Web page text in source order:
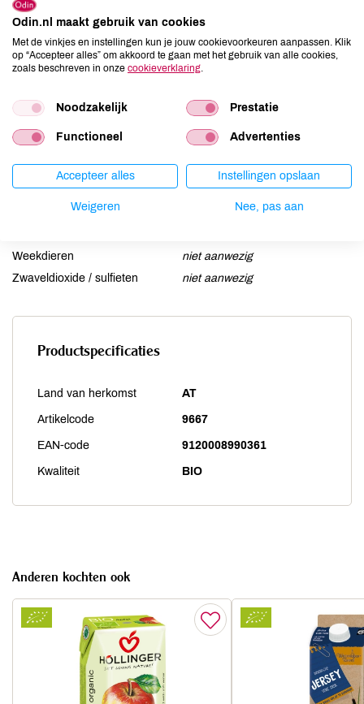
Ei
niet aanwezig
Gluten
niet aanwezig
Lactose
niet aanwezig
Mosterd
niet aanwezig
Noten
niet aanwezig
Selderij
niet aanwezig
Sesam
niet aanwezig
niet aanwezig
Weekdieren
niet aanwezig
Zwaveldioxide / sulfieten
niet aanwezig
Productspecificaties
Land van herkomst AT
Artikelcode 9667
EAN-code 9120008990361
Kwaliteit BIO
Anderen kochten ook
Odin.nl maakt gebruik van cookies
Met de vinkjes en instellingen kun je jouw cookievoorkeuren aanpassen. Klik
op “Accepteer alles” om akkoord te gaan met het gebruik van alle cookies,
zoals beschreven in onze cookieverklaring
Noodzakelijk Prestatie
Functioneel Advertenties
Accepteer alles Instellingen opslaan
Weigeren Nee, pas aan